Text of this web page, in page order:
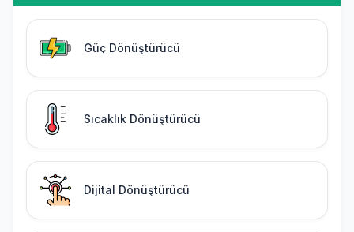
Güç Dönüştürücü
Sıcaklık Dönüştürücü
Dijital Dönüştürücü